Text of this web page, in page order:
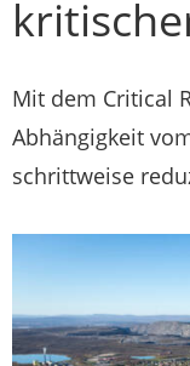
Mit dem Critical
Abhängigkeit
schrittweise